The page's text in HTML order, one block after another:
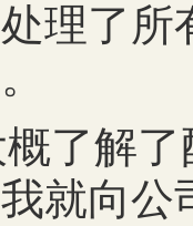
理了所
概了解
就向公